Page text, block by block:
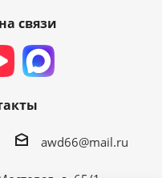
связи
awd66@mail.ru